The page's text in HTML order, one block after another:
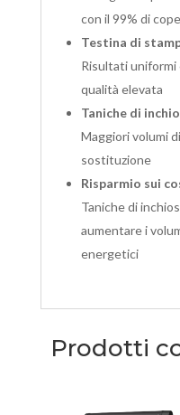
con il 99% di
Testina di
Risultati uniformi
qualità elevata
Taniche di
Maggiori volumi
sostituzione
Risparmio sui
Taniche di
aumentare i
energetici
Prodotti